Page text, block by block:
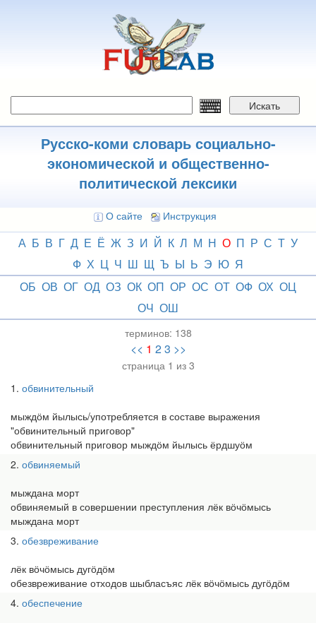
Искать
Русско-коми словарь социально-
экономической и общественно-
политической лексики
О сайте Инструкция
А Б В Г Д Е Ё Ж З И Й К Л М Н О П Р С Т У
Ф Х Ц Ч Ш Щ Ъ Ы Ь Э Ю Я
ОБ ОВ ОГ ОД ОЗ ОК ОП ОР ОС ОТ ОФ ОХ ОЦ
ОЧ ОШ
терминов: 138
<< 1 23 >>
страница 1 из 3
1 обвинительный
мыждӧм йылысь/употребляется в составе выражения
"обвинительный приговор"
обвинительный приговор мыждӧм йылысь ёрдшуӧм
2 обвиняемый
мыждана морт
обвиняемый в совершении преступления лёк вӧчӧмысь
мыждана морт
3 обезвреживание
лёк вӧчӧмысь дугӧдӧм
обезвреживание отходов шыбласъяс лёк вӧчӧмысь дугӧдӧм
4 обеспечение